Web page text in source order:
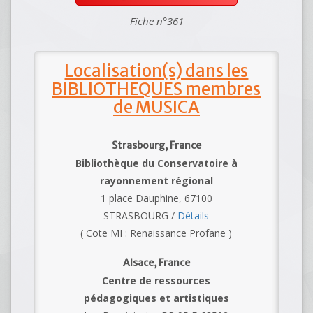
Fiche n°361
Localisation(s) dans les
BIBLIOTHEQUES membres
de MUSICA
Strasbourg, France
Bibliothèque du Conservatoire à
rayonnement régional
1 place Dauphine, 67100
STRASBOURG / Détails
( Cote MI : Renaissance Profane )
Alsace, France
Centre de ressources
pédagogiques et artistiques